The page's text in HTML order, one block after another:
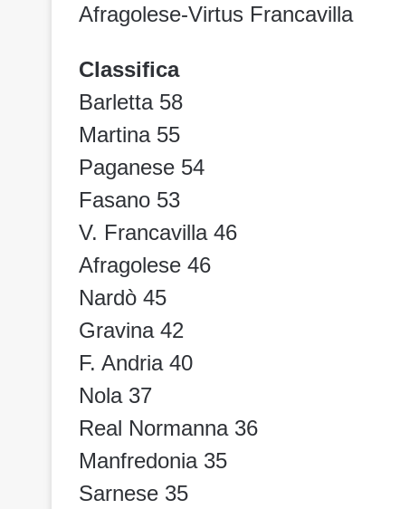
Afragolese-Virtus Francavilla
Classifica
Barletta 58
Martina 55
Paganese 54
Fasano 53
V. Francavilla 46
Afragolese 46
Nardò 45
Gravina 42
F. Andria 40
Nola 37
Real Normanna 36
Manfredonia 35
Sarnese 35